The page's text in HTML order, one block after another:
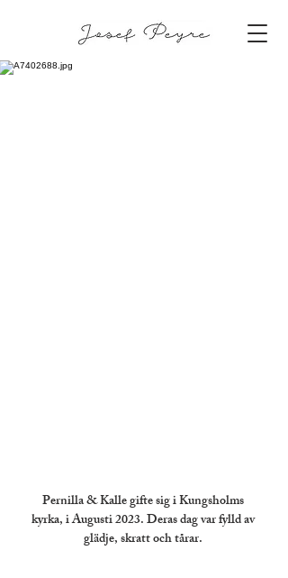
Pernilla & Kalle gifte sig i Kungsholms
kyrka, i Augusti 2023. Deras dag var fylld av
glädje, skratt och tårar.